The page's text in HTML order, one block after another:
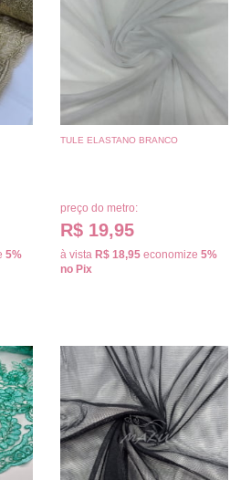
5%
TULE ELASTANO BRANCO
preço do metro:
R$ 19,95
à vista R$ 18,95 economize 5%
no Pix